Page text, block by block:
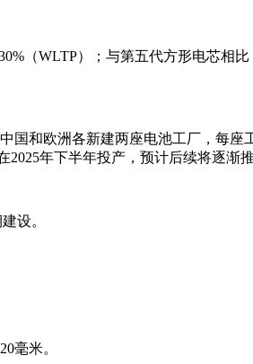
（WLTP）；与第五代方形电芯相
国和欧洲各新建两座电池工厂，每座
年下半年投产，预计后续将逐渐推
设。
毫米。